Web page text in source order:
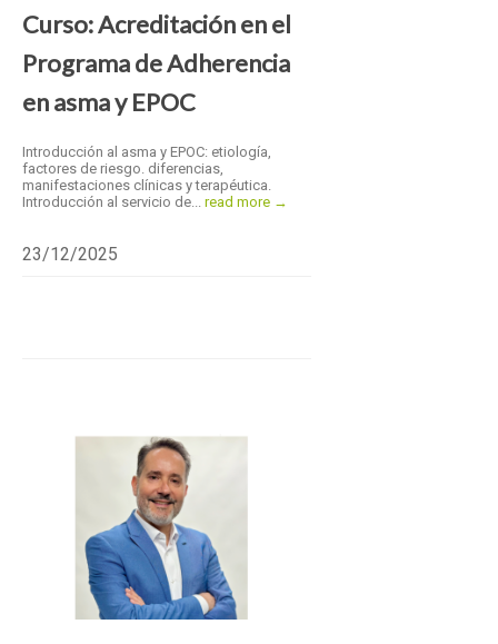
Curso: Acreditación en el
Programa de Adherencia
en asma y EPOC
Introducción al asma y EPOC: etiología,
factores de riesgo. diferencias,
manifestaciones clínicas y terapéutica.
Introducción al servicio de... read more →
23/12/2025